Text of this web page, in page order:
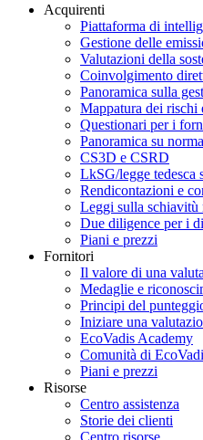
Acquirenti
Piattaforma di
Gestione delle
Valutazioni della
Coinvolgimento
Panoramica sulla
Mappatura dei rischi
Questionari per i
Panoramica su
CS3D e CSRD
LkSG/legge tedesca
Rendicontazioni e
Leggi sulla schiavitù
Due diligence per i
Piani e prezzi
Fornitori
Il valore di una
Medaglie e
Principi del
Iniziare una
EcoVadis Academy
Comunità di
Piani e prezzi
Risorse
Centro assistenza
Storie dei clienti
Centro risorse